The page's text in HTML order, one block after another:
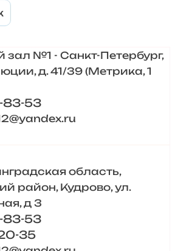
зал №1 - Санкт-Петербург,
д. 41/39 (Метрика, 1
83-53
область,
район, Кудрово, ул.
д 3
83-53
35